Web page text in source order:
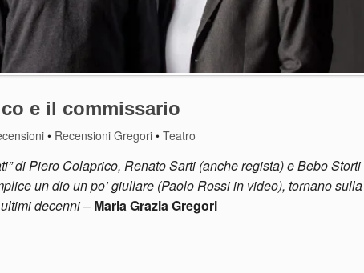
e il commissario
• Recensioni Gregori •Teatro
di Piero Colaprico, Renato Sarti (anche regista) e Bebo
un dio un po’ giullare (Paolo Rossi in video), tornano
decenni– Maria Grazia Gregori